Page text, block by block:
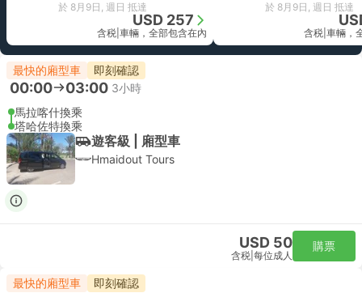
於 8月9日, 週日 抵達
USD 257
含税 車輛，全部包含在內
於 8月9日, 週日 抵達
含税 車輛，
最快的廂型車 即刻確認
00:00 03:00 3小時
馬拉喀什換乘
塔哈佐特換乘
遊客級 | 廂型車
Hmaidout Tours
USD 50
含税 每位成人
購票
最快的廂型車 即刻確認